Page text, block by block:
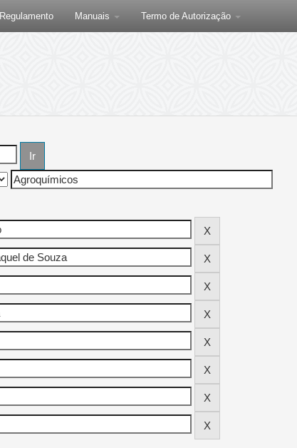
Regulamento Manuais Termo de Autorização